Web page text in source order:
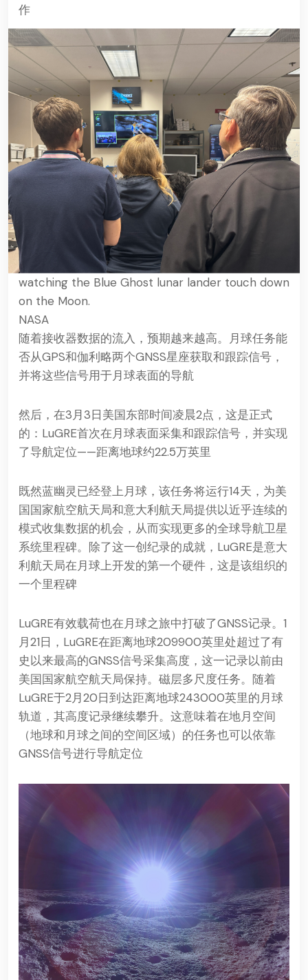
作
Members from NASA and Italian Space Agency
watching the Blue Ghost lunar lander touch down
on the Moon.
NASA
随着接收器数据的流入，预期越来越高。月球任务能
否从GPS和伽利略两个GNSS星座获取和跟踪信号，
并将这些信号用于月球表面的导航
然后，在3月3日美国东部时间凌晨2点，这是正式
的：LuGRE首次在月球表面采集和跟踪信号，并实现
了导航定位——距离地球约22.5万英里
既然蓝幽灵已经登上月球，该任务将运行14天，为美
国国家航空航天局和意大利航天局提供以近乎连续的
模式收集数据的机会，从而实现更多的全球导航卫星
系统里程碑。除了这一创纪录的成就，LuGRE是意大
利航天局在月球上开发的第一个硬件，这是该组织的
一个里程碑
LuGRE有效载荷也在月球之旅中打破了GNSS记录。1
月21日，LuGRE在距离地球209900英里处超过了有
史以来最高的GNSS信号采集高度，这一记录以前由
美国国家航空航天局保持。 磁层多尺度任务。随着
LuGRE于2月20日到达距离地球243000英里的月球
轨道，其高度记录继续攀升。这意味着在地月空间
（地球和月球之间的空间区域）的任务也可以依靠
GNSS信号进行导航定位